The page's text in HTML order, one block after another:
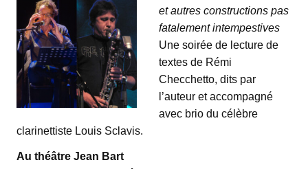
et autres constructions pas
fatalement intempestives
Une soirée de lecture de
textes de Rémi
Checchetto, dits par
l’auteur et accompagné
avec brio du célèbre
clarinettiste Louis Sclavis.
Au théâtre Jean Bart